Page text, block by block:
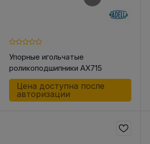
Упорные игольчатые
роликоподшипники AX715
Цена доступна после
авторизации